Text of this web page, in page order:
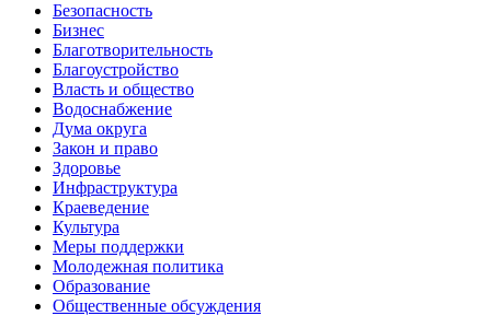
Безопасность
Бизнес
Благотворительность
Благоустройство
Власть и общество
Водоснабжение
Дума округа
Закон и право
Здоровье
Инфраструктура
Краеведение
Культура
Меры поддержки
Молодежная политика
Образование
Общественные обсуждения